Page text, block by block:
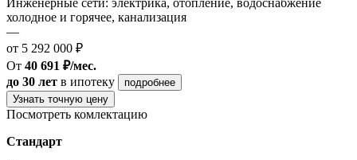
холодное и горячее, канализация
—
от 5 292 000 ₽
От 40 691 ₽/мес.
до 30 лет в ипотеку
подробнее
Узнать точную цену
Посмотреть комлектацию
Стандарт